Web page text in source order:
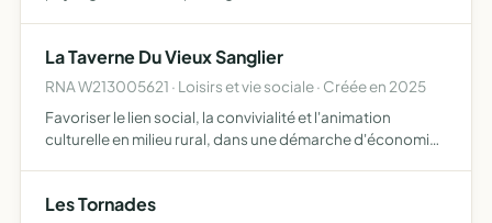
co…
La Taverne Du Vieux Sanglier
RNA W213005621 · Loisirs et vie sociale · Créée en 2025
Favoriser le lien social, la convivialité et l'animation
culturelle en milieu rural, dans une démarche d'économie
Les Tornades